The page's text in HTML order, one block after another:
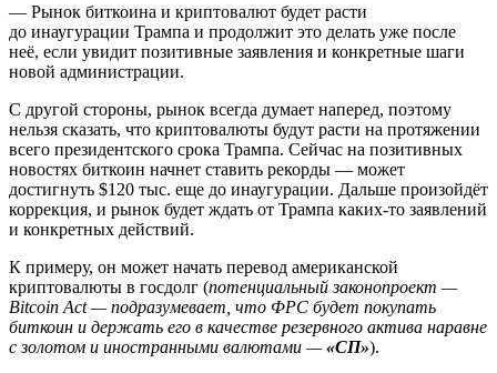
— Рынок биткоина и криптовалют будет расти
до инаугурации Трампа и продолжит это делать уже после
неё, если увидит позитивные заявления и конкретные шаги
новой администрации.
С другой стороны, рынок всегда думает наперед, поэтому
нельзя сказать, что криптовалюты будут расти на протяжении
всего президентского срока Трампа. Сейчас на позитивных
новостях биткоин начнет ставить рекорды — может
достигнуть $120 тыс. еще до инаугурации. Дальше произойдёт
коррекция, и рынок будет ждать от Трампа каких-то заявлений
и конкретных действий.
К примеру, он может начать перевод американской
криптовалюты в госдолг (потенциальный законопроект —
Bitcoin Act — подразумевает, что ФРС будет покупать
биткоин и держать его в качестве резервного актива наравне
с золотом и иностранными валютами —«СП»).